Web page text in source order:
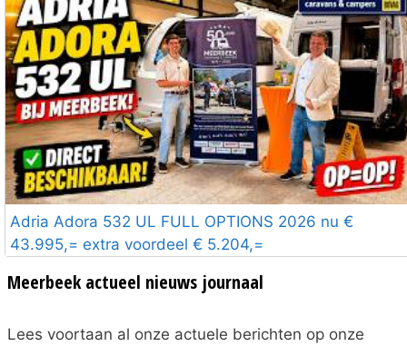
Adria Adora 532 UL FULL OPTIONS 2026 nu €
43.995,= extra voordeel € 5.204,=
Meerbeek actueel nieuws journaal
Lees voortaan al onze actuele berichten op onze